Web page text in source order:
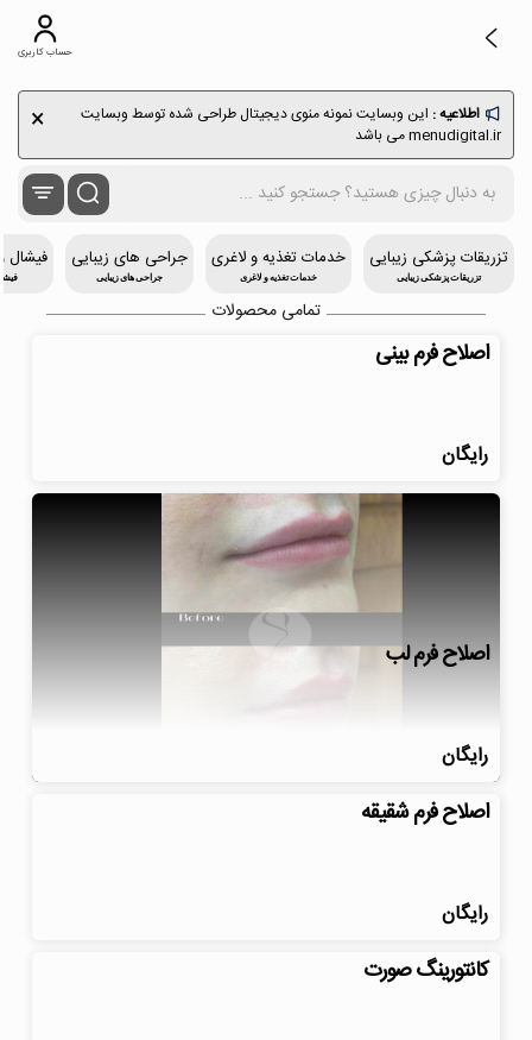
حساب کاربری
× اطلاعیه : این وبسایت نمونه منوی دیجیتال طراحی شده توسط وبسایت
menudigital.ir می باشد
تزریقات پزشکی زیبایی
تزریقات پزشکی زیبایی
خدمات تغذیه و لاغری
خدمات تغذیه و لاغری
جراحی های زیبایی
جراحی های زیبایی
فیشال
تمامی محصولات
اصلاح فرم بینی
رایگان
اصلاح فرم لب
رایگان
اصلاح فرم شقیقه
رایگان
کانتورینگ صورت